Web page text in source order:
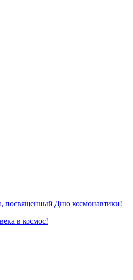
посвященный Дню космонавтики!
в космос!